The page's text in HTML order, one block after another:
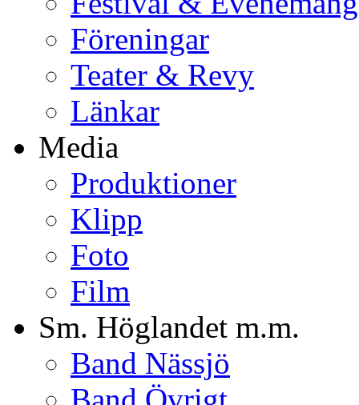
Föreningar
Teater & Revy
Länkar
Media
Produktioner
Klipp
Foto
Film
Sm. Höglandet m.m.
Band Nässjö